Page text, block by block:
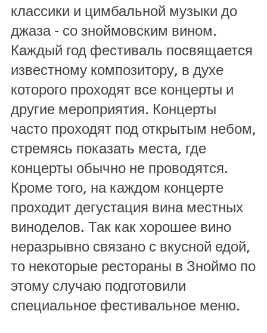
классики и цимбальной музыки до
джаза - со зноймовским вином.
Каждый год фестиваль посвящается
известному композитору, в духе
которого проходят все концерты и
другие мероприятия. Концерты
часто проходят под открытым небом,
стремясь показать места, где
концерты обычно не проводятся.
Кроме того, на каждом концерте
проходит дегустация вина местных
виноделов. Так как хорошее вино
неразрывно связано с вкусной едой,
то некоторые рестораны в Зноймо по
этому случаю подготовили
специальное фестивальное меню.